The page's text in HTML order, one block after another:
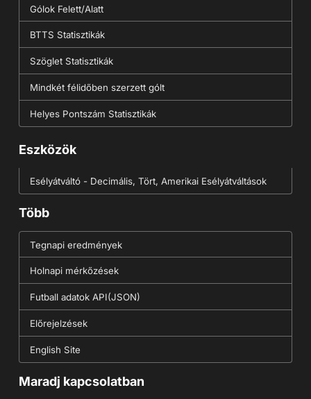
Gólok Felett/Alatt
BTTS Statisztikák
Szöglet Statisztikák
Mindkét félidőben szerzett gólt
Helyes Pontszám Statisztikák
Eszközök
Esélyátváltó - Decimális, Tört, Amerikai Esélyátváltások
Több
Tegnapi eredmények
Holnapi mérkőzések
Futball adatok API(JSON)
Előrejelzések
English Site
Maradj kapcsolatban